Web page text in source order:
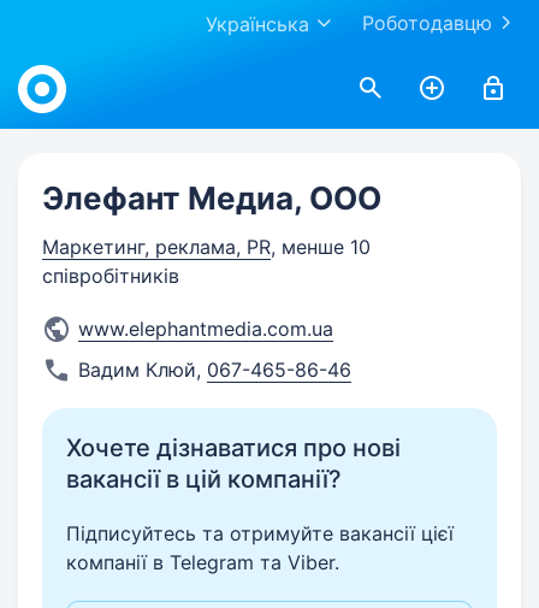
Роботодавцю
Українська
Work.ua
Элефант Медиа, ООО
Маркетинг, реклама, PR, менше 10
співробітників
www.elephantmedia.com.ua
Вадим Клюй, 067-465-86-46
Хочете дізнаватися про нові
вакансії в цій компанії?
Підписуйтесь та отримуйте вакансії цієї
компанії в Telegram та Viber.